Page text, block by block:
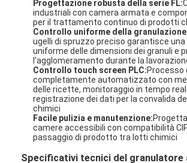
Progettazione robusta della serie FL:
industriali con camera armata e
per il trattamento continuo di prodotti
Controllo uniforme della
ugelli di spruzzo preciso garantisce
uniforme delle dimensioni dei granuli e
l'agglomeramento durante la
Controllo touch screen PLC:Processo
completamente automatizzato con
delle ricette, monitoraggio in tempo
registrazione dei dati per la convalida
chimici
Facile pulizia e manutenzione:
camere accessibili con compatibilità
passaggio di prodotto tra lotti chimici
Specificativi tecnici del